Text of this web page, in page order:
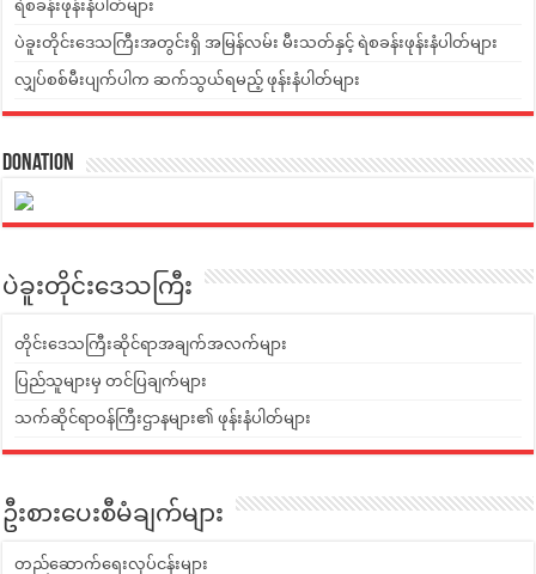
ရဲစခန်းဖုန်းနံပါတ်များ
ပဲခူးတိုင်းဒေသကြီးအတွင်းရှိ အမြန်လမ်း မီးသတ်နှင့် ရဲစခန်းဖုန်းနံပါတ်များ
လျှပ်စစ်မီးပျက်ပါက ဆက်သွယ်ရမည့် ဖုန်းနံပါတ်များ
Donation
ပဲခူးတိုင်းဒေသကြီး
တိုင်းဒေသကြီးဆိုင်ရာအချက်အလက်များ
ပြည်သူများမှ တင်ပြချက်များ
သက်ဆိုင်ရာဝန်ကြီးဌာနများ၏ ဖုန်းနံပါတ်များ
ဦးစားပေးစီမံချက်များ
တည်ဆောက်ရေးလုပ်ငန်းများ